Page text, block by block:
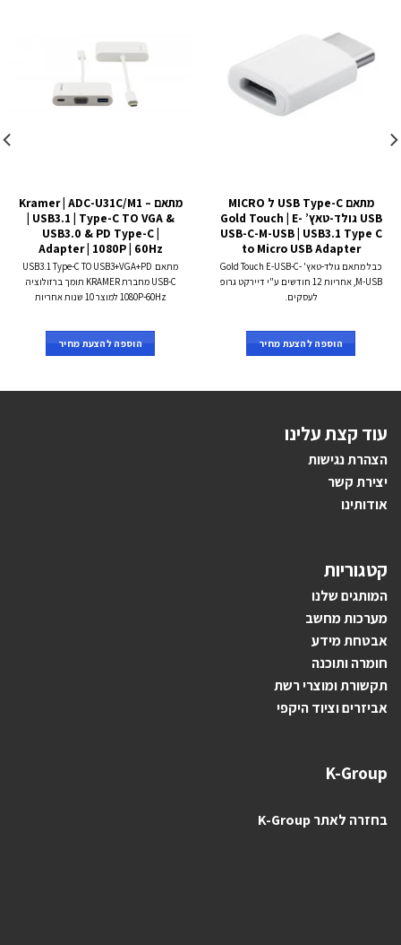
מתאם USB Type-C ל MICRO
USB גולד-טאץ’ Gold Touch | E-
USB-C-M-USB | USB3.1 Type C
to Micro USB Adapter
כבל מתאם גולד-טאץ' Gold Touch E-USB-C-
M-USB, אחריות 12 חודשים ע"י דיירקט גרופ
לעסקים.
הוספה להצעת מחיר
מתאם – Kramer | ADC-U31C/M1
| USB3.1 | Type-C TO VGA &
USB3.0 & PD Type-C |
Adapter | 1080P | 60Hz
מתאם USB3.1 Type-C TO USB3+VGA+PD
USB-C מחברת KRAMER תומך ברזולוציה
1080P-60Hz למוצר 10 שנות אחריות
הוספה להצעת מחיר
עוד קצת עלינו
הצהרת נגישות
יצירת קשר
אודותינו
קטגוריות
המותגים שלנו
מערכות מחשב
אבטחת מידע
חומרה ותוכנה
תקשורת ומוצרי רשת
אביזרים וציוד היקפי
K-Group
בחזרה לאתר K-Group